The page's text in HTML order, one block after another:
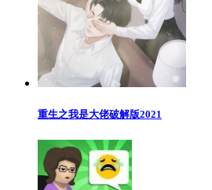
重生之我是大佬破解版2021